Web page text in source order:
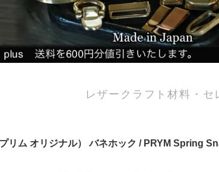
レザークラフト材料・セ
リム オリジナル） バネホック / PRYM Spring